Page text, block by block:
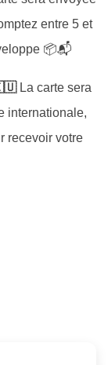
entre 5 et
📦📬
La carte sera
internationale,
recevoir votre